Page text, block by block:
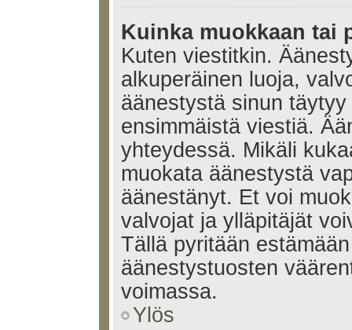
Kuinka muokkaan tai
Kuten viestitkin.
alkuperäinen luoja,
äänestystä sinun
ensimmäistä viestiä.
yhteydessä. Mikäli
muokata äänestystä
äänestänyt. Et voi
valvojat ja ylläpitäjät
Tällä pyritään
äänestystuosten
voimassa.
Ylös